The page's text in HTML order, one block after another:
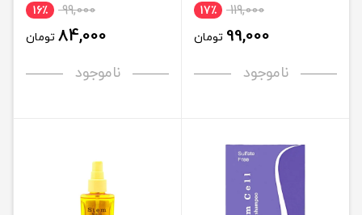
119,000 17٪
99,000 تومان
ناموجود
99,000 16٪
84,000 تومان
ناموجود